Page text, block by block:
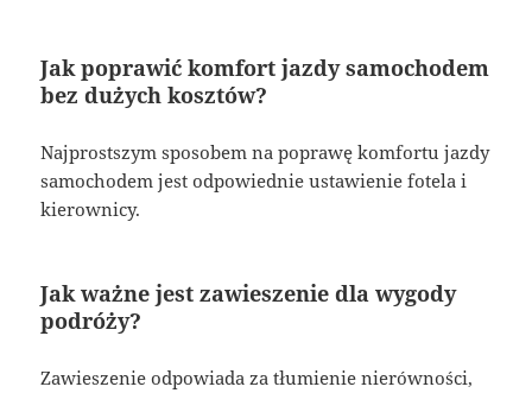
Jak poprawić komfort jazdy samochodem
bez dużych kosztów?
Najprostszym sposobem na poprawę komfortu jazdy
samochodem jest odpowiednie ustawienie fotela i
kierownicy.
Jak ważne jest zawieszenie dla wygody
podróży?
Zawieszenie odpowiada za tłumienie nierówności,